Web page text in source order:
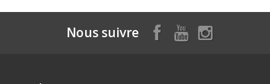
Nous suivre